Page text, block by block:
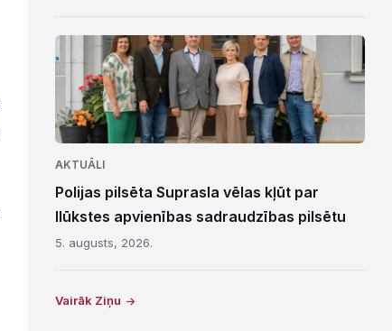
AKTUĀLI
Polijas pilsēta Suprasla vēlas kļūt par
Ilūkstes apvienības sadraudzības pilsētu
5. augusts, 2026.
Vairāk Ziņu